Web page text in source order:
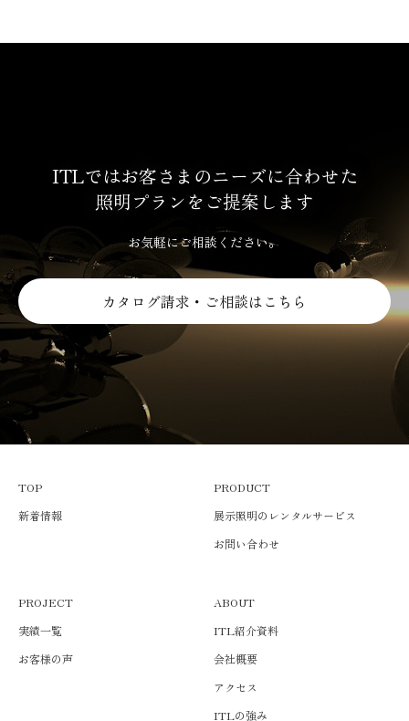
ITLではお客さまのニーズに合わせた
照明プランをご提案します
お気軽にご相談ください。
カタログ請求・ご相談はこちら
TOP
新着情報
PRODUCT
展示照明のレンタルサービス
お問い合わせ
PROJECT
実績一覧
お客様の声
ABOUT
ITL紹介資料
会社概要
アクセス
ITLの強み